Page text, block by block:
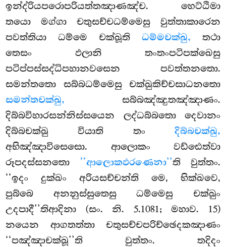
ඉන්ද්රියපරොපරියත්තඤාණඤ්ච. හෙට්ඨිමා
තයො මග්ගා චතුසච්චධම්මෙසු වුත්තාකාරෙන
පවත්තියා ධම්මෙ චක්ඛූති ධම්මචක්ඛු, තථා
තෙසං ඵලානි තංතංපටිපක්ඛෙසු
පටිප්පස්සද්ධිපහානවසෙන පවත්තනතො.
සමන්තතො සබ්බධම්මෙසු චක්ඛුකිච්චසාධනතො
සමන්තචක්ඛු, සබ්බඤ්ඤුතඤ්ඤාණං.
දිබ්බවිහාරසන්නිස්සයෙන ලද්ධබ්බතො දෙවානං
දිබ්බචක්ඛු වියාති තං දිබ්බචක්ඛු,
අභිඤ්ඤාවිසෙසො. ආලොකං වඩ්ඪෙත්වා
රූපදස්සනතො ‘‘ආලොකඵරණෙනා’’ති වුත්තං.
‘‘ඉදං දුක්ඛං අරියසච්චන්ති මෙ, භික්ඛවෙ,
පුබ්බෙ අනනුස්සුතෙසු ධම්මෙසු චක්ඛුං
උදපාදී’’තිආදිනා (සං. නි. 5.1081; මහාව. 15)
නයෙන ආගතත්තා චතුසච්චපරිච්ඡෙදකඤාණං
‘‘පඤ්ඤාචක්ඛූ’’ති වුත්තං. තදිදං